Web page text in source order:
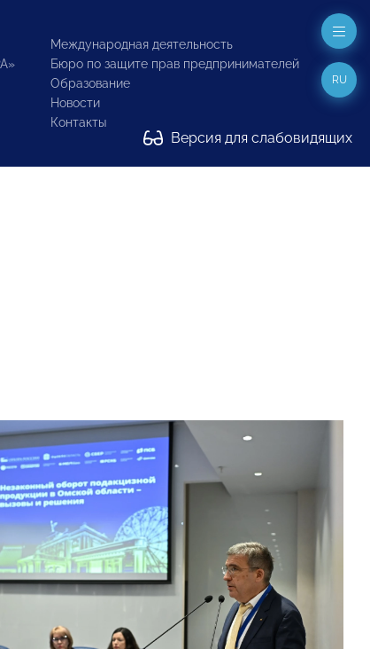
Международная деятельность
Бюро по защите прав предпринимателей
Образование
Новости
Контакты
Версия для слабовидящих
RU